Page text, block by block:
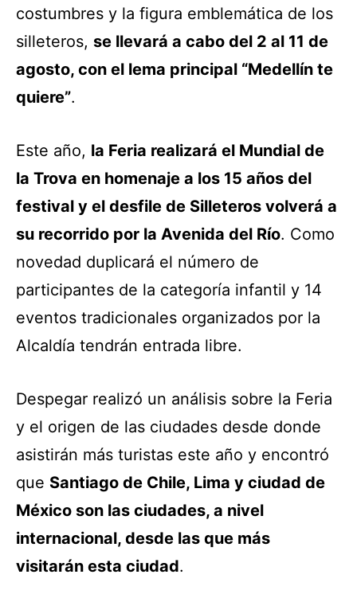
costumbres y la figura emblemática de los
silleteros, se llevará a cabo del 2 al 11 de
agosto, con el lema principal “Medellín te
quiere”.
Este año, la Feria realizará el Mundial de
la Trova en homenaje a los 15 años del
festival y el desfile de Silleteros volverá a
su recorrido por la Avenida del Río. Como
novedad duplicará el número de
participantes de la categoría infantil y 14
eventos tradicionales organizados por la
Alcaldía tendrán entrada libre.
Despegar realizó un análisis sobre la Feria
y el origen de las ciudades desde donde
asistirán más turistas este año y encontró
que Santiago de Chile, Lima y ciudad de
México son las ciudades, a nivel
internacional, desde las que más
visitarán esta ciudad.